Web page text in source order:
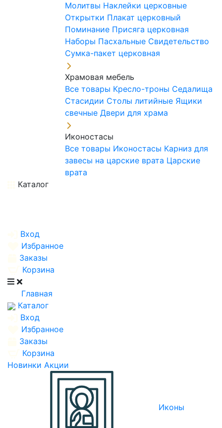
Молитвы Наклейки церковные
Открытки Плакат церковный
Поминание Присяга церковная
Наборы Пасхальные Свидетельство
Сумка-пакет церковная
Храмовая мебель
Все товары Кресло-троны Седалища
Стасидии Столы литийные Ящики
свечные Двери для храма
Иконостасы
Все товары Иконостасы Карниз для
завесы на царские врата Царские
врата
Каталог
Вход
Избранное
Заказы
Корзина
Главная
Каталог
Вход
Избранное
Заказы
Корзина
Новинки Акции
Иконы